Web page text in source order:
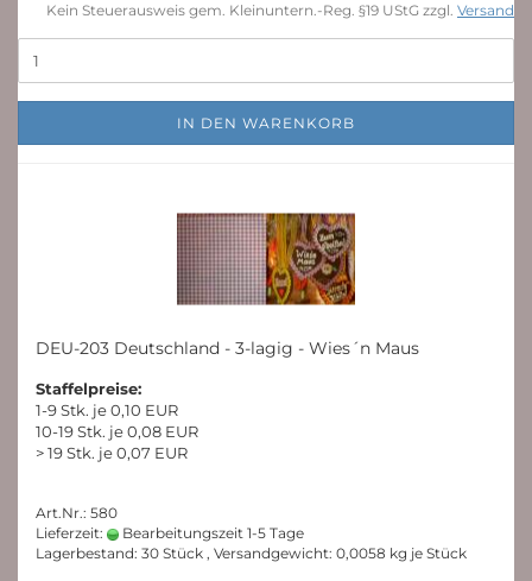
Kein Steuerausweis gem. Kleinuntern.-Reg. §19 UStG zzgl. Versand
IN DEN WARENKORB
DEU-203 Deutschland - 3-lagig - Wies´n Maus
Staffelpreise:
1-9 Stk. je 0,10 EUR
10-19 Stk. je 0,08 EUR
> 19 Stk. je 0,07 EUR
Art.Nr.: 580
Lieferzeit:
Bearbeitungszeit 1-5 Tage
Lagerbestand: 30 Stück , Versandgewicht: 0,0058 kg je Stück